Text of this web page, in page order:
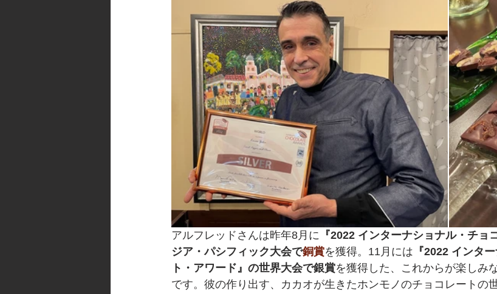
アルフレッドさんは昨年8月に 『2022 インターナショナル・チョ
ジア・パシフィック大会で銅賞を獲得。11月には 『2022 インタ
ト・アワード』の世界大会で銀賞を獲得した、これからが楽しみ
です。彼の作り出す、カカオが生きたホンモノのチョコレートの